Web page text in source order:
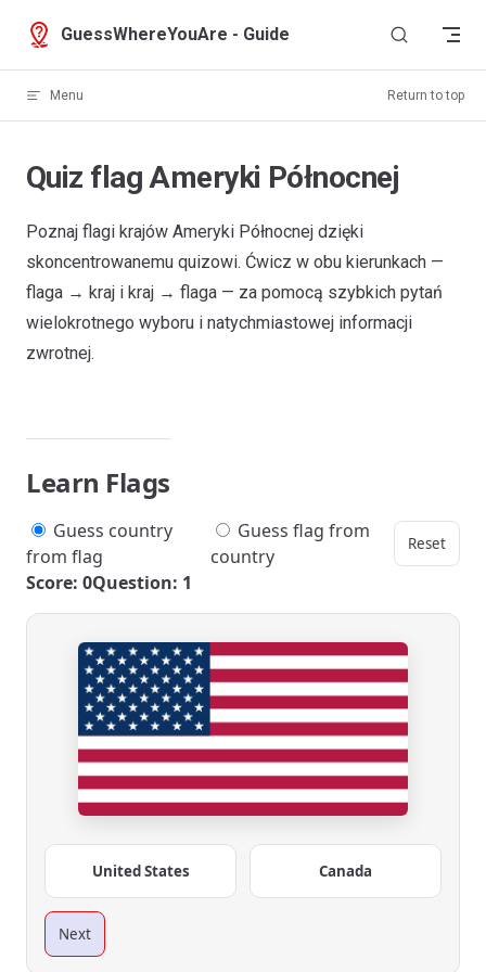
Skip to content
GuessWhereYouAre - Guide
Menu Return to top
Quiz flag Ameryki Północnej
Poznaj flagi krajów Ameryki Północnej dzięki
skoncentrowanemu quizowi. Ćwicz w obu kierunkach —
flaga → kraj i kraj → flaga — za pomocą szybkich pytań
wielokrotnego wyboru i natychmiastowej informacji
zwrotnej.
Learn Flags
Guess country
from flag
Guess flag from
country
Reset
Score: 0Question: 1
United States Canada
Next